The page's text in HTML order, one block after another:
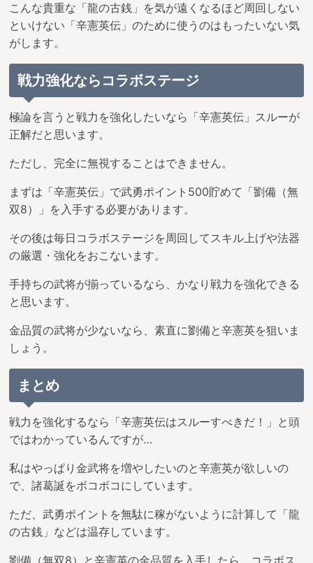
こんな貴重な「龍の古銭」を気が遠くなるほど周回しない
といけない「辛憲英伝」のために使うのはもったいない気
がします。
戦力強化ならコラボステージ
極論を言うと戦力を強化したいなら「辛憲英伝」スルーが
正解だと思います。
ただし、完全に無視することはできません。
まずは「辛憲英伝」で武勇ポイント500貯めて「劉備（無
双8）」を入手する必要があります。
その後は毎日コラボステージを周回してスキル上げや法器
の厳選・強化をおこないます。
手持ちの武将が揃っているなら、かなり戦力を強化できる
と思います。
金品質の武将が少ないなら、素直に劉備と辛憲英を狙いま
しょう。
まとめ
戦力を強化するなら「辛憲英伝はスルーすべきだ！」と頭
ではわかっているんですが…
私はやっぱり金武将を増やしたいのと辛憲英が欲しいの
で、諸葛誕をボコボコにしています。
ただ、武勇ポイントを無駄に稼がないように計算して「龍
の古銭」などは温存しています。